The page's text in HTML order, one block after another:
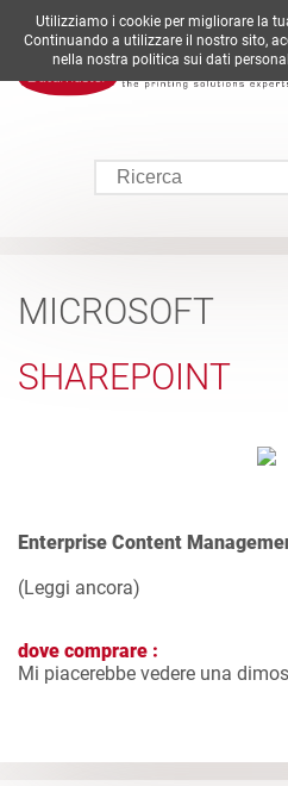
MICROSOFT
SHAREPOINT
Enterprise Content
(Leggi ancora)
dove comprare :
Mi piacerebbe vedere una
Utilizziamo i cookie per migliorare la
Continuando a utilizzare il nostro sito,
nella nostra politica sui dati